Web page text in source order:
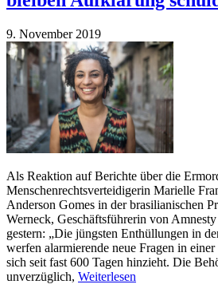
9. November 2019
Als Reaktion auf Berichte über die
Menschenrechtsverteidigerin Marielle
Anderson Gomes in der brasilianischen
Werneck, Geschäftsführerin von
gestern: „Die jüngsten Enthüllungen in
werfen alarmierende neue Fragen in
sich seit fast 600 Tagen hinzieht. Die
unverzüglich, Weiterlesen